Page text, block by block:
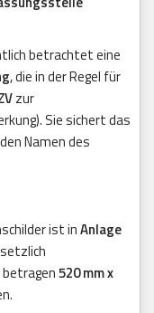
betrachtet eine
, die in der Regel für
zur
Sie sichert das
Namen des
ist inAnlage
520 mm x